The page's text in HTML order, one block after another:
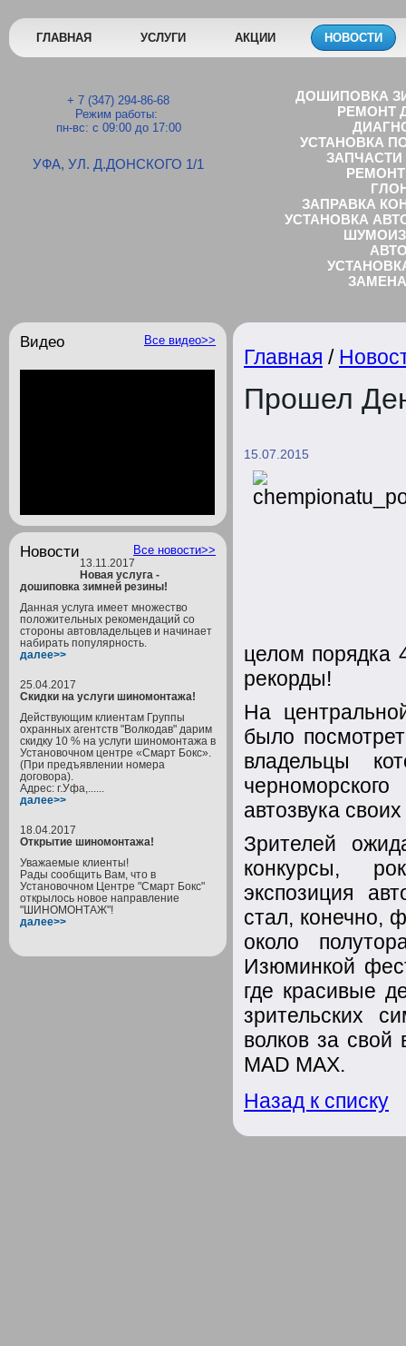
ГЛАВНАЯ УСЛУГИ АКЦИИ НОВОСТИ
+ 7 (347) 294-86-68
Режим работы:
пн-вс: с 09:00 до 17:00
УФА, УЛ. Д.ДОНСКОГО 1/1
ДОШИПОВКА
РЕМОНТ
УСТАНОВКА
ЗАПЧАСТИ
ЗАПРАВКА
УСТАНОВКА
УСТАНОВКА
Главная /
Прошел
15.07.2015
целом порядка
рекорды!
На
было
владельцы
автозвука
Зрителей
конкурсы,
экспозиция
стал, конечно,
около
Изюминкой
где красивые
зрительских
волков за свой
MAD MAX.
Назад к списку
Видео Все видео>>
Новости Все новости>>
13.11.2017
Новая услуга -
дошиповка зимней резины!
Данная услуга имеет множество
положительных рекомендаций со
стороны автовладельцев и начинает
набирать популярность.
далее>>
25.04.2017
Скидки на услуги шиномонтажа!
Действующим клиентам Группы
охранных агентств "Волкодав" дарим
скидку 10 % на услуги шиномонтажа в
Установочном центре «Смарт Бокс».
(При предъявлении номера
договора).
Адрес: г.Уфа,......
далее>>
18.04.2017
Открытие шиномонтажа!
Уважаемые клиенты!
Рады сообщить Вам, что в
Установочном Центре "Смарт Бокс"
открылось новое направление
"ШИНОМОНТАЖ"!
далее>>